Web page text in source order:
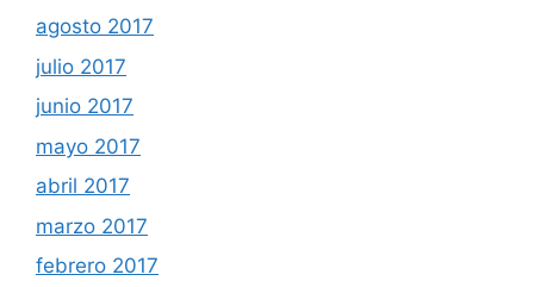
agosto 2017
julio 2017
junio 2017
mayo 2017
abril 2017
marzo 2017
febrero 2017